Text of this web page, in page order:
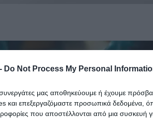
Do Not Process My Personal
συνεργάτες μας αποθηκεύουμε ή έχουμε
και επεξεργαζόμαστε προσωπικά δεδομένα,
που αποστέλλονται από μια συσκευή